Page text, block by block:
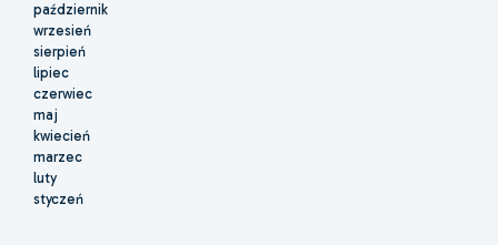
październik
wrzesień
sierpień
lipiec
czerwiec
maj
kwiecień
marzec
luty
styczeń